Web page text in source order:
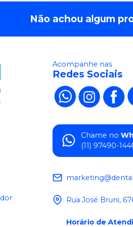
Não achou algum
Acompanhe nas
Redes Sociais
Chame no
(11) 97490-
Rua José Bruni,
Horário de